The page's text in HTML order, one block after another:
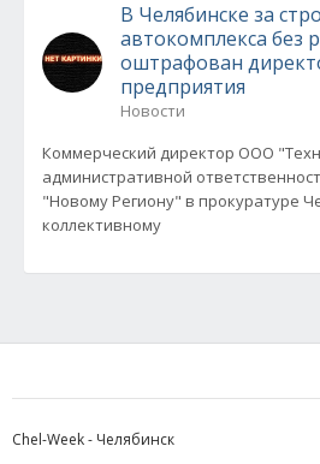
В Челябинске за
автокомплекса без
оштрафован
предприятия
Новости
Коммерческий директор ООО
административной
"Новому Региону" в прокуратуре
коллективному
Chel-Week - Челябинск